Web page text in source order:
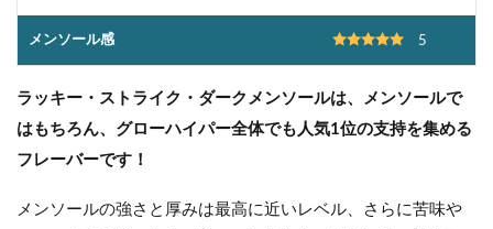
メンソール感 5
ラッキー・ストライク・ダークメンソールは、メンソールで
はもちろん、グローハイパー全体でも人気1位の支持を集める
フレーバーです！
メンソールの強さと厚みは最高に近いレベル、さらに苦味や